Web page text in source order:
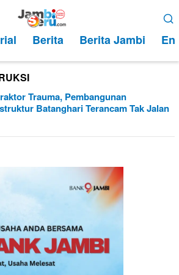
Berita Berita Jambi
Trauma, Pembangunan
Batanghari Terancam Tak Jalan